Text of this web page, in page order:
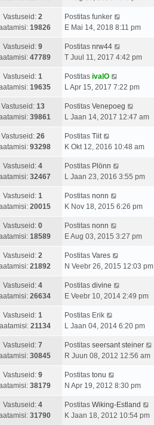
Vastuseid: 2
19826
Postitas funker
E Mai 14, 2018 8:11 pm
Vastuseid: 9
47789
Postitas nrw44
T Juul 11, 2017 4:42 pm
Vastuseid: 1
19635
Postitas ivalO
L Apr 15, 2017 7:22 pm
Vastuseid: 13
39861
Postitas Venepoeg
L Jaan 14, 2017 12:47 am
Vastuseid: 26
93298
Postitas Tiit
K Okt 12, 2016 10:48 am
Vastuseid: 4
32467
Postitas Plönn
L Jaan 23, 2016 3:55 pm
Vastuseid: 1
20015
Postitas nonn
K Nov 18, 2015 6:26 pm
Vastuseid: 0
18589
Postitas nonn
E Aug 03, 2015 3:27 pm
Vastuseid: 2
21892
Postitas Vares
N Veebr 26, 2015 12:03 pm
Vastuseid: 4
26634
Postitas divine
E Veebr 10, 2014 2:49 pm
Vastuseid: 1
21134
Postitas Erik
L Jaan 04, 2014 6:20 pm
Vastuseid: 7
30845
Postitas seersant steiner
R Juun 08, 2012 12:56 am
Vastuseid: 9
38179
Postitas tonu
N Apr 19, 2012 8:30 pm
Vastuseid: 4
31790
Postitas Wiking-Estland
K Jaan 18, 2012 10:54 pm